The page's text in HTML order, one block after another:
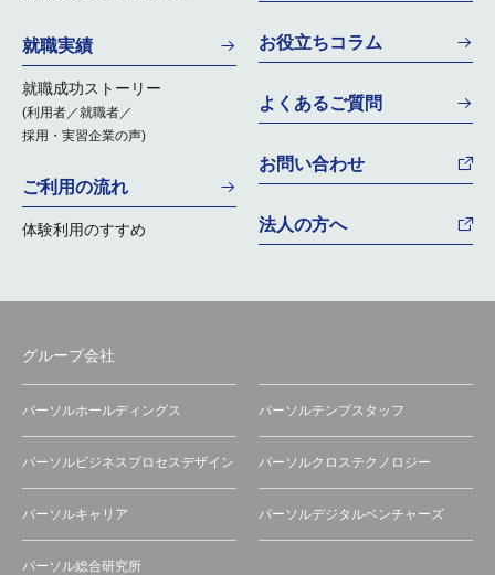
就職実績
就職成功ストーリー
(利用者／就職者／
採用・実習企業の声)
ご利用の流れ
体験利用のすすめ
お役立ちコラム
よくあるご質問
お問い合わせ
法人の方へ
グループ会社
パーソルホールディングス パーソルテンプスタッフ
パーソルビジネスプロセスデザイン パーソルクロステクノロジー
パーソルキャリア パーソルデジタルベンチャーズ
パーソル総合研究所